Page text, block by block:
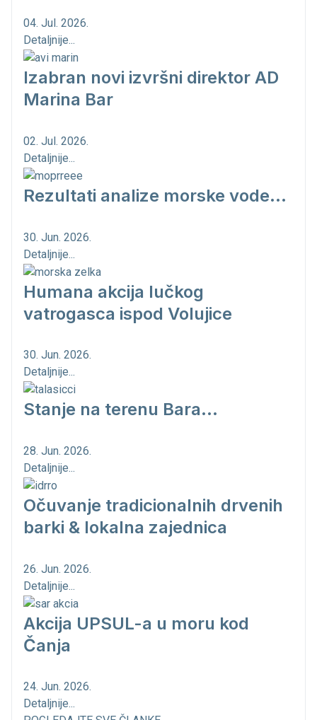
04. Jul. 2026.
Detaljnije...
Izabran novi izvršni direktor AD
Marina Bar
02. Jul. 2026.
Detaljnije...
Rezultati analize morske vode...
30. Jun. 2026.
Detaljnije...
Humana akcija lučkog
vatrogasca ispod Volujice
30. Jun. 2026.
Detaljnije...
Stanje na terenu Bara...
28. Jun. 2026.
Detaljnije...
Očuvanje tradicionalnih drvenih
barki & lokalna zajednica
26. Jun. 2026.
Detaljnije...
Akcija UPSUL-a u moru kod
Čanja
24. Jun. 2026.
Detaljnije...